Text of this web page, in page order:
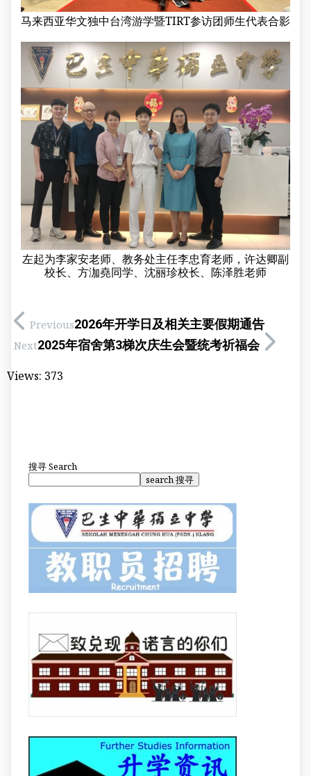
马来西亚华文独中台湾游学暨TIRT参访团师生代表合影
左起为李家安老师、教务处主任李忠育老师，许达卿副
校长、方泇堯同学、沈丽珍校长、陈泽胜老师
Previous2026年开学日及相关主要假期通告
Next2025年宿舍第3梯次庆生会暨统考祈福会
Views: 373
搜寻Search
search 搜寻